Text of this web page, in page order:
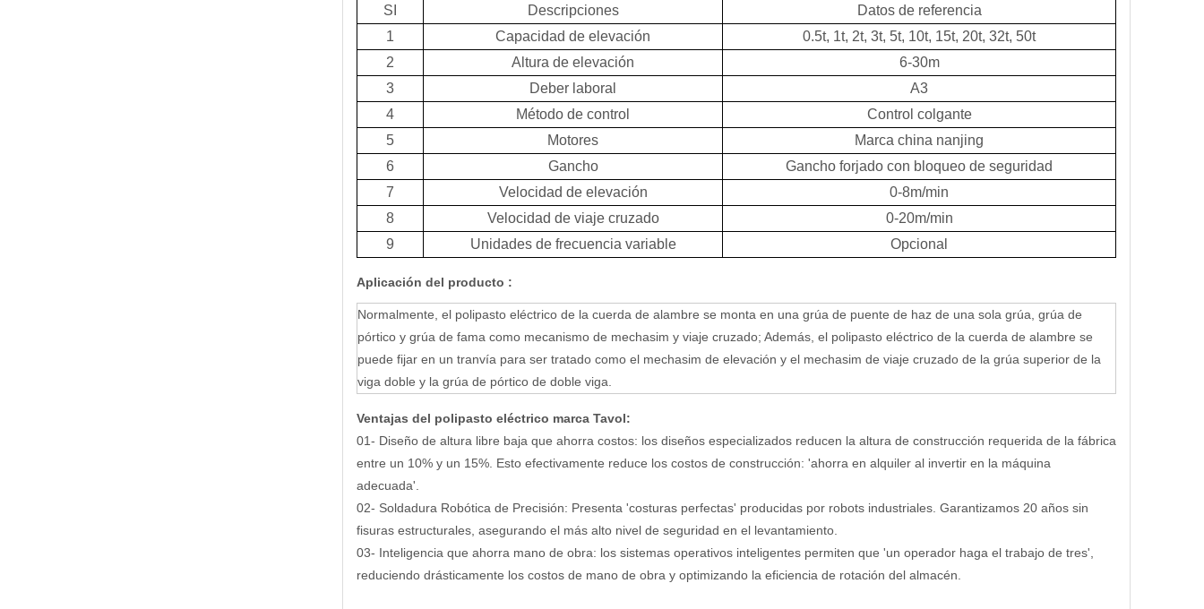
SI Descripciones
Datos de referencia
1
Capacidad de elevación
0.5t, 1t, 2t, 3t, 5t, 10t, 15t, 20t, 32t, 50t
2
Altura de elevación
6-30m
3
Deber laboral
A3
4
Método de control
Control colgante
5
Motores
Marca china nanjing
6
Gancho
Gancho forjado con bloqueo de seguridad
7
Velocidad de elevación
0-8m/min
8
Velocidad de viaje cruzado
0-20m/min
9
Unidades de frecuencia variable Opcional
Aplicación del producto :
Normalmente, el polipasto eléctrico de la cuerda de alambre se monta en una grúa de puente de haz de una sola grúa, grúa de
pórtico y grúa de fama como mecanismo de mechasim y viaje cruzado; Además, el polipasto eléctrico de la cuerda de alambre se
puede fijar en un tranvía para ser tratado como el mechasim de elevación y el mechasim de viaje cruzado de la grúa superior de la
viga doble y la grúa de pórtico de doble viga.
Ventajas del polipasto eléctrico marca Tavol:
01- Diseño de altura libre baja que ahorra costos: los diseños especializados reducen la altura de construcción requerida de la fábrica
entre un 10% y un 15%. Esto efectivamente reduce los costos de construcción: 'ahorra en alquiler al invertir en la máquina
adecuada'.
02- Soldadura Robótica de Precisión: Presenta 'costuras perfectas' producidas por robots industriales. Garantizamos 20 años sin
fisuras estructurales, asegurando el más alto nivel de seguridad en el levantamiento.
03- Inteligencia que ahorra mano de obra: los sistemas operativos inteligentes permiten que 'un operador haga el trabajo de tres',
reduciendo drásticamente los costos de mano de obra y optimizando la eficiencia de rotación del almacén.